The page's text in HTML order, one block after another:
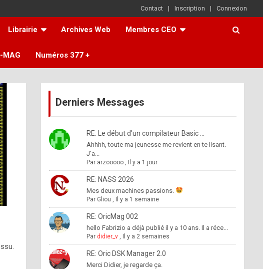
Contact Inscription Connexion
Librairie Archives Web Membres CEO
MAG Numéros 377 +
Derniers Messages
RE: Le début d'un compilateur Basic ...
Ahhhh, toute ma jeunesse me revient en te lisant.
J'a...
Par arzooooo, Il y a 1 jour
RE: NASS 2026
Mes deux machines passions.
Par Gliou , Il y a 1 semaine
RE: OricMag 002
hello Fabrizio a déjà publié il y a 10 ans. Il a réce...
Par didier_v, Il y a 2 semaines
RE: Oric DSK Manager 2.0
Merci Didier, je regarde ça.